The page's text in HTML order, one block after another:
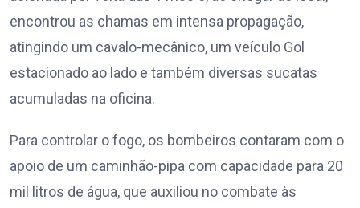
encontrou as chamas em intensa propagação,
atingindo um cavalo-mecânico, um veículo Gol
estacionado ao lado e também diversas sucatas
acumuladas na oficina.
Para controlar o fogo, os bombeiros contaram com o
apoio de um caminhão-pipa com capacidade para 20
mil litros de água, que auxiliou no combate às